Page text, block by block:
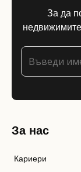
За да
За нас
Кариери